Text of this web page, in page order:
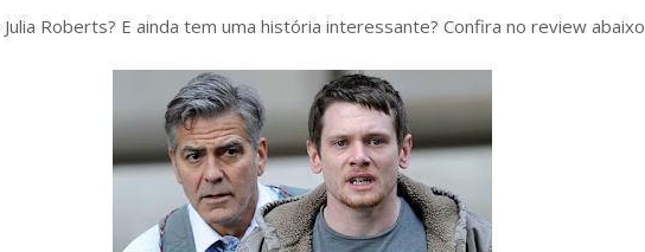
Roberts? E ainda tem uma história interessante? Confira no review abaixo